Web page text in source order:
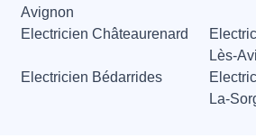
Avignon
Electricien Châteaurenard
Lès-
Electricien Bédarrides
La-